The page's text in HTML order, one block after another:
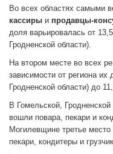
Во всех областях самыми
кассиры и продавцы-
доля варьировалась от
Гродненской области).
На втором месте во всех
зависимости от региона
Гродненской области) до
В Гомельской,
вошли повара, пекари и
Могилевщине третье
пекари, кондитеры и